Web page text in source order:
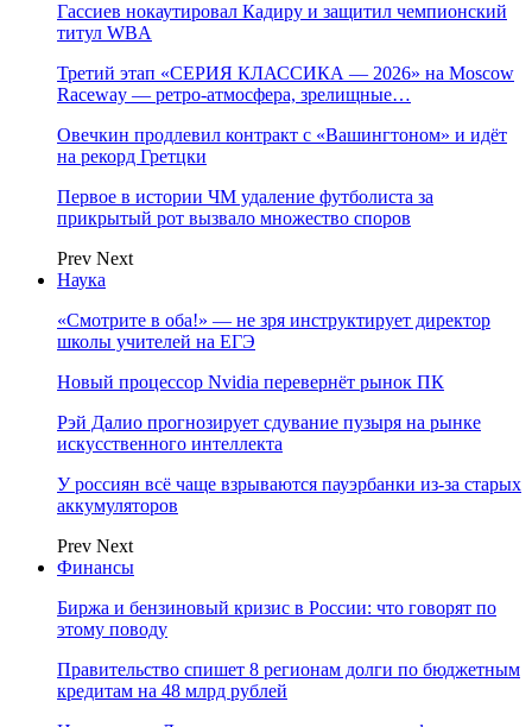
Гассиев нокаутировал Кадиру и защитил чемпионский
титул WBA
Третий этап «СЕРИЯ КЛАССИКА — 2026» на Moscow
Raceway — ретро‑атмосфера, зрелищные…
Овечкин продлевил контракт с «Вашингтоном» и идёт
на рекорд Гретцки
Первое в истории ЧМ удаление футболиста за
прикрытый рот вызвало множество споров
Prev Next
Наука
«Смотрите в оба!» — не зря инструктирует директор
школы учителей на ЕГЭ
Новый процессор Nvidia перевернёт рынок ПК
Рэй Далио прогнозирует сдувание пузыря на рынке
искусственного интеллекта
У россиян всё чаще взрываются пауэрбанки из-за старых
аккумуляторов
Prev Next
Финансы
Биржа и бензиновый кризис в России: что говорят по
этому поводу
Правительство спишет 8 регионам долги по бюджетным
кредитам на 48 млрд рублей